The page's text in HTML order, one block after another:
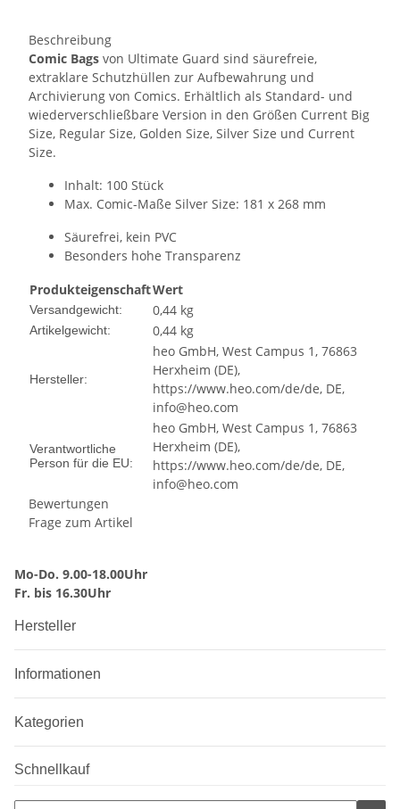
Beschreibung
Comic Bags von Ultimate Guard sind säurefreie,
extraklare Schutzhüllen zur Aufbewahrung und
Archivierung von Comics. Erhältlich als Standard- und
wiederverschließbare Version in den Größen Current Big
Size, Regular Size, Golden Size, Silver Size und Current
Size.
Inhalt: 100 Stück
Max. Comic-Maße Silver Size: 181 x 268 mm
Säurefrei, kein PVC
Besonders hohe Transparenz
ProdukteigenschaftWert
Versandgewicht: 0,44 kg
Artikelgewicht: 0,44 kg
Hersteller:
heo GmbH, West Campus 1, 76863
Herxheim (DE),
https://www.heo.com/de/de, DE,
info@heo.com
Verantwortliche
Person für die EU:
heo GmbH, West Campus 1, 76863
Herxheim (DE),
https://www.heo.com/de/de, DE,
info@heo.com
Bewertungen
Frage zum Artikel
Mo-Do. 9.00-18.00Uhr
Fr. bis 16.30Uhr
Hersteller
Informationen
Kategorien
Schnellkauf